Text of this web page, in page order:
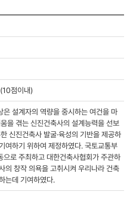
점이내)
은 설계자의 역량을 중시하는 여건을 마
을 겪는 신진건축사의 설계능력을 선보
신진건축사 발굴·육성의 기반을 제공하
여하기 위하여 제정하였다. 국토교통부
으로 주최하고 대한건축사협회가 주관하
의 창작 의욕을 고취시켜 우리나라 건축
는데 기여하였다.